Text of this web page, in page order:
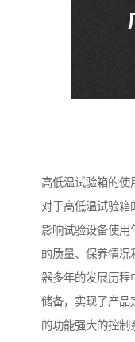
高低温试验箱的使
对于高低温试验箱
影响试验设备使用
的质量、保养情况
器多年的发展历程
储备，实现了产品
的功能强大的控制